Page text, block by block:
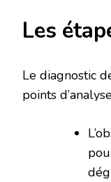
Les
Le diagnostic
points